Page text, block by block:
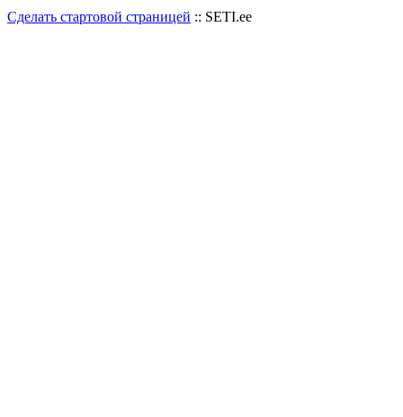
Сделать стартовой страницей :: SETI.ee